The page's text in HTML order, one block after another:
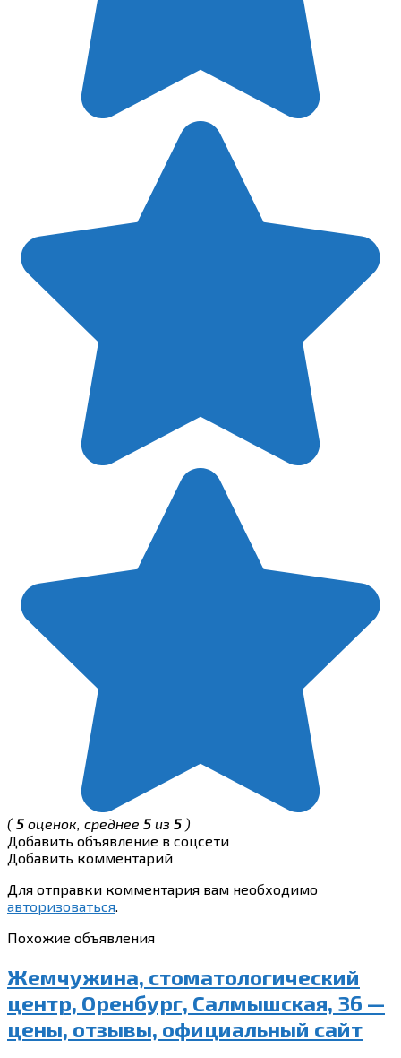
(5 оценок, среднее 5 из 5 )
Добавить объявление в соцсети
Добавить комментарий
Для отправки комментария вам необходимо
авторизоваться.
Похожие объявления
Жемчужина, стоматологический
центр, Оренбург, Салмышская, 36 —
цены, отзывы, официальный сайт